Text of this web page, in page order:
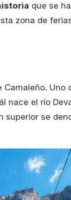
que se
zona de
Uno
nace el río
se